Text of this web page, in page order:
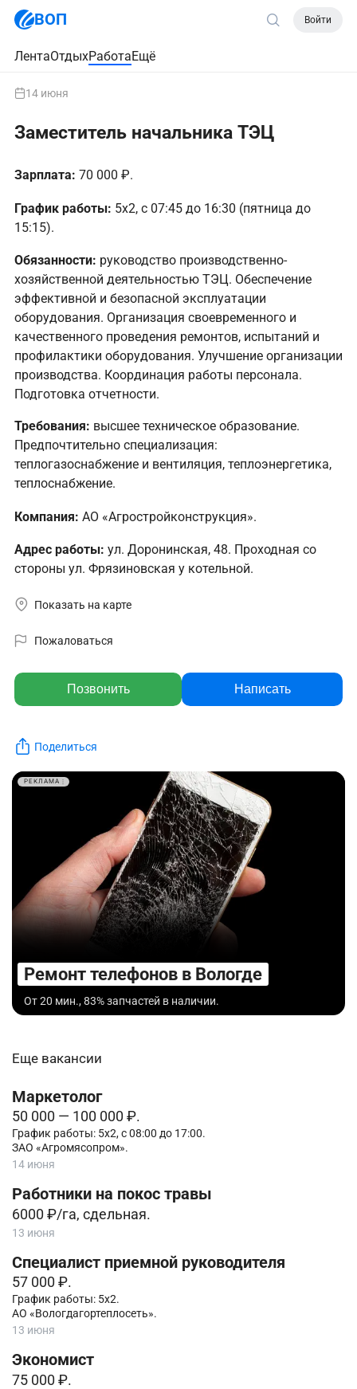
ВОП Войти
ЛентаОтдыхРаботаЕщё
14 июня
Заместитель начальника ТЭЦ
Зарплата: 70 000 ₽.
График работы: 5х2, с 07:45 до 16:30 (пятница до
15:15).
Обязанности: руководство производственно-
хозяйственной деятельностью ТЭЦ. Обеспечение
эффективной и безопасной эксплуатации
оборудования. Организация своевременного и
качественного проведения ремонтов, испытаний и
профилактики оборудования. Улучшение организации
производства. Координация работы персонала.
Подготовка отчетности.
Требования: высшее техническое образование.
Предпочтительно специализация:
теплогазоснабжение и вентиляция, теплоэнергетика,
теплоснабжение.
Компания: АО «Агростройконструкция».
Адрес работы: ул. Доронинская, 48. Проходная со
стороны ул. Фрязиновская у котельной.
Показать на карте
Пожаловаться
Позвонить Написать
Поделиться
РЕКЛАМА
Ремонт телефонов в Вологде
От 20 мин., 83% запчастей в наличии.
Еще вакансии
Маркетолог
50 000 — 100 000 ₽.
График работы: 5х2, с 08:00 до 17:00.
ЗАО «Агромясопром».
14 июня
Работники на покос травы
6000 ₽/га, сдельная.
13 июня
Специалист приемной руководителя
57 000 ₽.
График работы: 5х2.
АО «Вологдагортеплосеть».
13 июня
Экономист
75 000 ₽.